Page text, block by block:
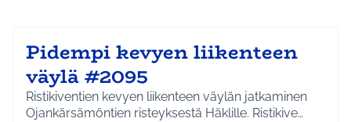
Pidempi kevyen liikenteen
väylä #2095
Ristikiventien kevyen liikenteen väylän jatkaminen
Ojankärsämöntien risteyksestä Häklille. Ristikive…